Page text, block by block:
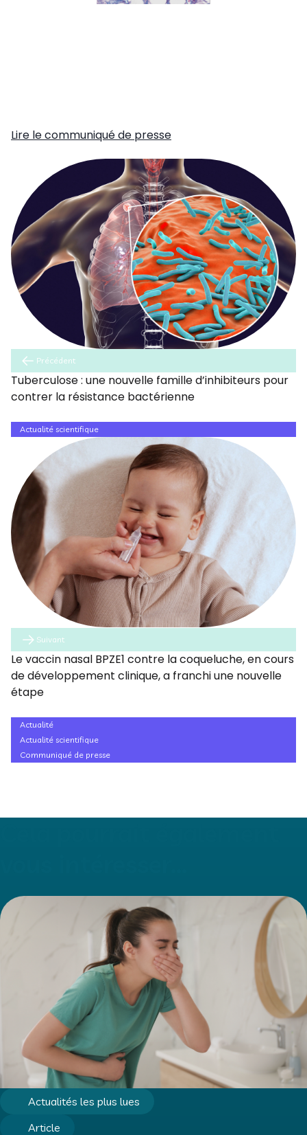
Lire le communiqué de presse
Précédent
Tuberculose : une nouvelle famille d’inhibiteurs pour
contrer la résistance bactérienne
Actualité scientifique
Suivant
Le vaccin nasal BPZE1 contre la coqueluche, en cours
de développement clinique, a franchi une nouvelle
étape
Actualité
Actualité scientifique
Communiqué de presse
Actualités les plus lues
Article